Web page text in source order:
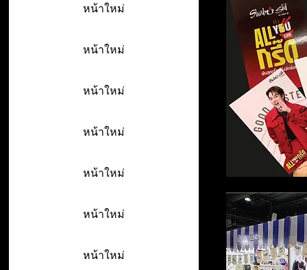
หน้าใหม่
หน้าใหม่
หน้าใหม่
หน้าใหม่
หน้าใหม่
หน้าใหม่
หน้าใหม่